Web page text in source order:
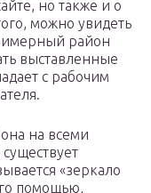
но также и о
можно увидеть
район
выставленные
с рабочим
на всеми
«зеркало
помощью,